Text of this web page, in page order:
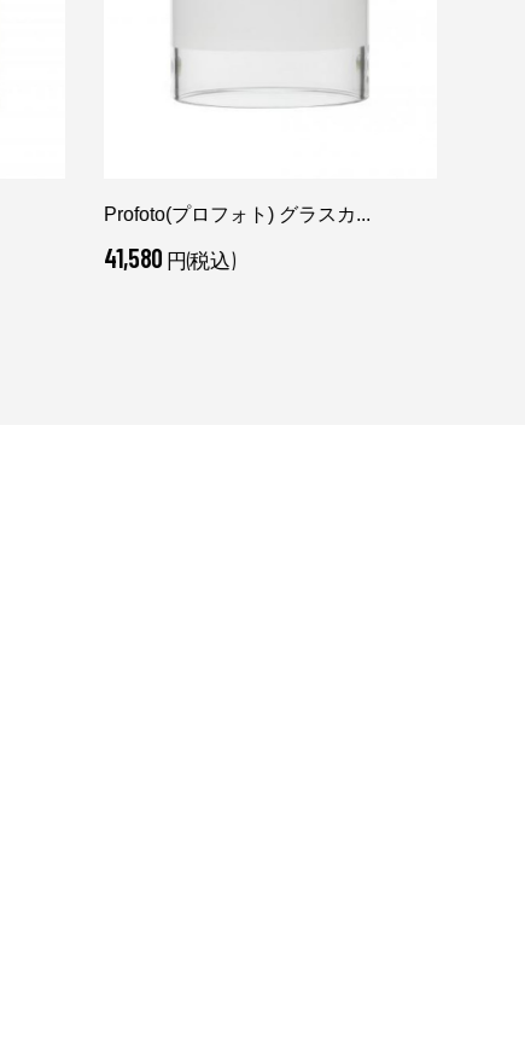
Profoto(プロフォト) グラスカ...
41,580 円(税込)